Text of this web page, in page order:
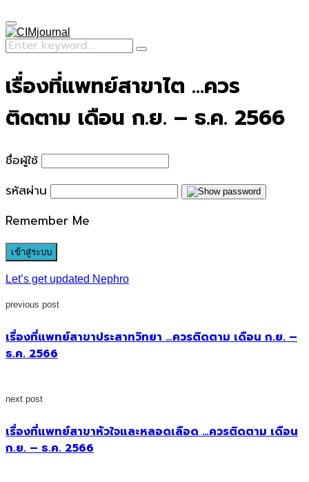
Primary
Menu
Search
for:
Search
เรื่องที่แพทย์สาขาไต …ควร
ติดตาม เดือน ก.ย. – ธ.ค. 2566
ชื่อผู้ใช้
รหัสผ่าน
Remember Me
Let’s get updated Nephro
previous post
เรื่องที่แพทย์สาขาประสาทวิทยา …ควรติดตาม เดือน ก.ย. –
ธ.ค. 2566
next post
เรื่องที่แพทย์สาขาหัวใจและหลอดเลือด …ควรติดตาม เดือน
ก.ย. – ธ.ค. 2566